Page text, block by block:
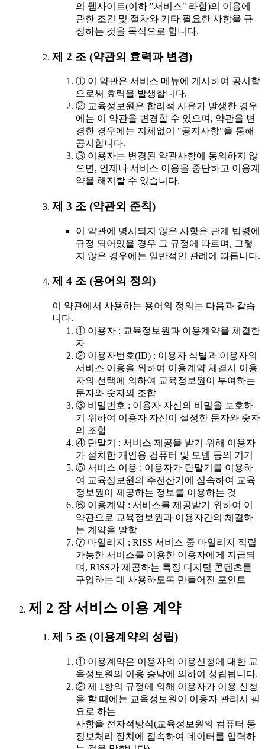
의 웹사이트(이하 "서비스" 라함)의 이용에
관한 조건 및 절차와 기타 필요한 사항을 규
정하는 것을 목적으로 합니다.
제 2 조 (약관의 효력과 변경)
① 이 약관은 서비스 메뉴에 게시하여 공시함
으로써 효력을 발생합니다.
② 교육정보원은 합리적 사유가 발생한 경우
에는 이 약관을 변경할 수 있으며, 약관을 변
경한 경우에는 지체없이 "공지사항"을 통해
공시합니다.
③ 이용자는 변경된 약관사항에 동의하지 않
으면, 언제나 서비스 이용을 중단하고 이용계
약을 해지할 수 있습니다.
제 3 조 (약관외 준칙)
이 약관에 명시되지 않은 사항은 관계 법령에
규정 되어있을 경우 그 규정에 따르며, 그렇
지 않은 경우에는 일반적인 관례에 따릅니다.
제 4 조 (용어의 정의)
이 약관에서 사용하는 용어의 정의는 다음과 같습
니다.
① 이용자 : 교육정보원과 이용계약을 체결한
자
② 이용자번호(ID) : 이용자 식별과 이용자의
서비스 이용을 위하여 이용계약 체결시 이용
자의 선택에 의하여 교육정보원이 부여하는
문자와 숫자의 조합
③ 비밀번호 : 이용자 자신의 비밀을 보호하
기 위하여 이용자 자신이 설정한 문자와 숫자
의 조합
④ 단말기 : 서비스 제공을 받기 위해 이용자
가 설치한 개인용 컴퓨터 및 모뎀 등의 기기
⑤ 서비스 이용 : 이용자가 단말기를 이용하
여 교육정보원의 주전산기에 접속하여 교육
정보원이 제공하는 정보를 이용하는 것
⑥ 이용계약 : 서비스를 제공받기 위하여 이
약관으로 교육정보원과 이용자간의 체결하
는 계약을 말함
⑦ 마일리지 : RISS 서비스 중 마일리지 적립
가능한 서비스를 이용한 이용자에게 지급되
며, RISS가 제공하는 특정 디지털 콘텐츠를
구입하는 데 사용하도록 만들어진 포인트
제 2 장 서비스 이용 계약
제 5 조 (이용계약의 성립)
① 이용계약은 이용자의 이용신청에 대한 교
육정보원의 이용 승낙에 의하여 성립됩니다.
② 제 1항의 규정에 의해 이용자가 이용 신청
을 할 때에는 교육정보원이 이용자 관리시 필
요로 하는
사항을 전자적방식(교육정보원의 컴퓨터 등
정보처리 장치에 접속하여 데이터를 입력하